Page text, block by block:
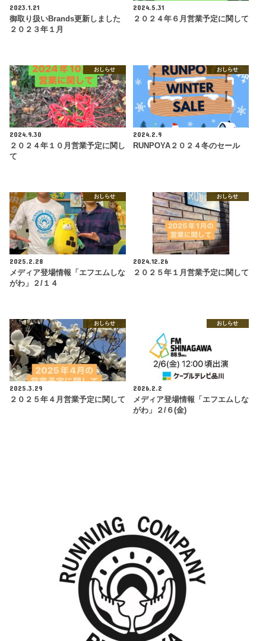
2023.1.21
御取り扱いBrands更新しました
２０２３年１月
2024.5.31
２０２４年６月営業予定に関して
おしらせ
2024.9.30
２０２４年１０月営業予定に関し
て
おしらせ
2024.2.9
RUNPOYA２０２４冬のセール
おしらせ
2025.2.28
メディア登場情報「エフエムしな
がわ」２/１４
おしらせ
2024.12.26
２０２５年１月営業予定に関して
おしらせ
2025.3.29
２０２５年４月営業予定に関して
おしらせ
2026.2.2
メディア登場情報「エフエムしな
がわ」２/６(金)